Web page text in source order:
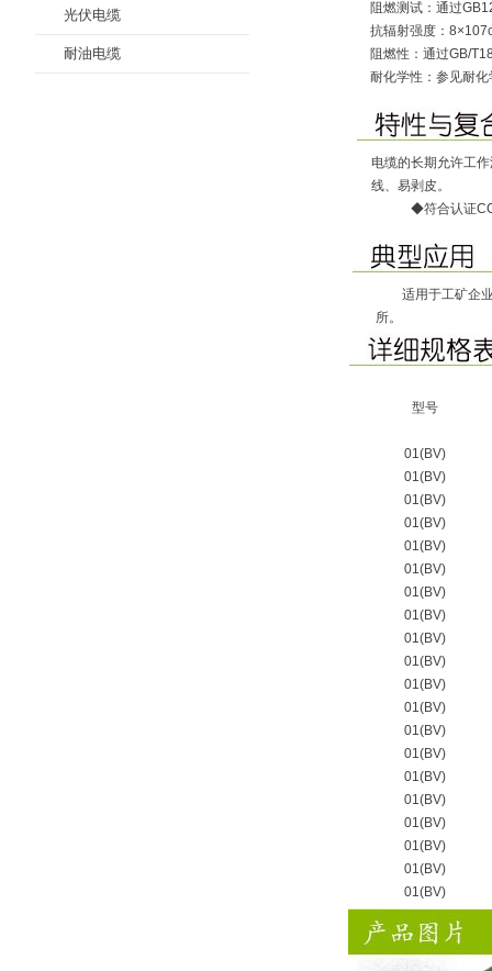
光伏电缆
耐油电缆
阻燃测试：通过
抗辐射强度：
阻燃性：通过GB/
耐化学性：参见耐化
电缆的长期允许工
线、易剥皮。
◆符合认证
适用于工矿企业
所。
型号
01(BV)
01(BV)
01(BV)
01(BV)
01(BV)
01(BV)
01(BV)
01(BV)
01(BV)
01(BV)
01(BV)
01(BV)
01(BV)
01(BV)
01(BV)
01(BV)
01(BV)
01(BV)
01(BV)
01(BV)